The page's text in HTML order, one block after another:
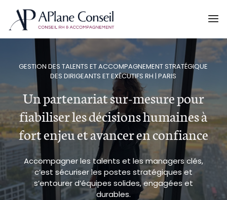
GESTION DES TALENTS ET ACCOMPAGNEMENT STRATÉGIQUE
DES DIRIGEANTS ET EXÉCUTIFS RH | PARIS
Un partenariat sur-mesure pour
fiabiliser les décisions humaines à
fort enjeu et avancer en confiance
Accompagner les talents et les managers clés,
c’est sécuriser les postes stratégiques et
s’entourer d’équipes solides, engagées et
durables.